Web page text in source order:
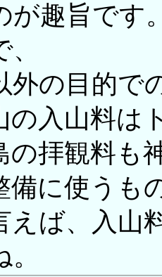
が趣旨です
外の目的で
の入山料は
の拝観料も
備に使うも
えば、入山